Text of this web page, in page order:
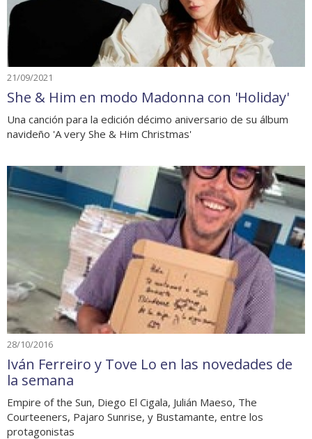
21/09/2021
She & Him en modo Madonna con 'Holiday'
Una canción para la edición décimo aniversario de su álbum
navideño 'A very She & Him Christmas'
28/10/2016
Iván Ferreiro y Tove Lo en las novedades de
la semana
Empire of the Sun, Diego El Cigala, Julián Maeso, The
Courteeners, Pajaro Sunrise, y Bustamante, entre los
protagonistas